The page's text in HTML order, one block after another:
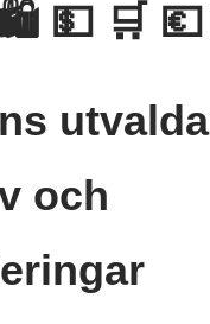
🛍 💵 🛒 💶
utvalda
och